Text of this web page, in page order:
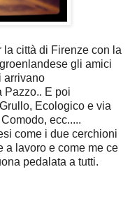
la città di Firenze con la
gli amici
arrivano
Pazzo.. E poi
Ecologico e via
ecc.....
come i due cerchioni
a lavoro e come me ce
pedalata a tutti.